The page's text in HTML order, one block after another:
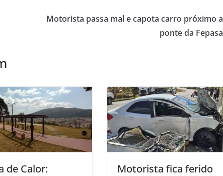
Motorista passa mal e capota carro próximo a
ponte da Fepasa
de Calor:
Motorista fica ferido